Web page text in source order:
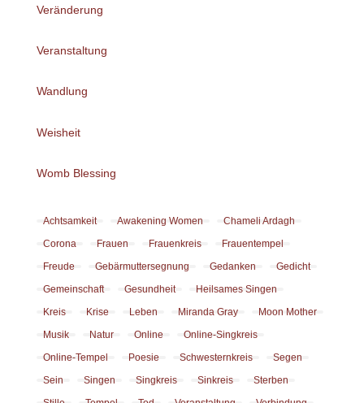
Veränderung
Veranstaltung
Wandlung
Weisheit
Womb Blessing
Achtsamkeit Awakening Women
Chameli Ardagh
Corona
Frauen Frauenkreis
Frauentempel
Freude
Gebärmuttersegnung Gedanken
Gedicht
Gemeinschaft
Gesundheit
Heilsames Singen
Kreis
Krise Leben Miranda Gray
Moon Mother
Musik
Natur Online
Online-Singkreis
Online-Tempel
Poesie Schwesternkreis
Segen
Sein
Singen Singkreis Sinkreis
Sterben